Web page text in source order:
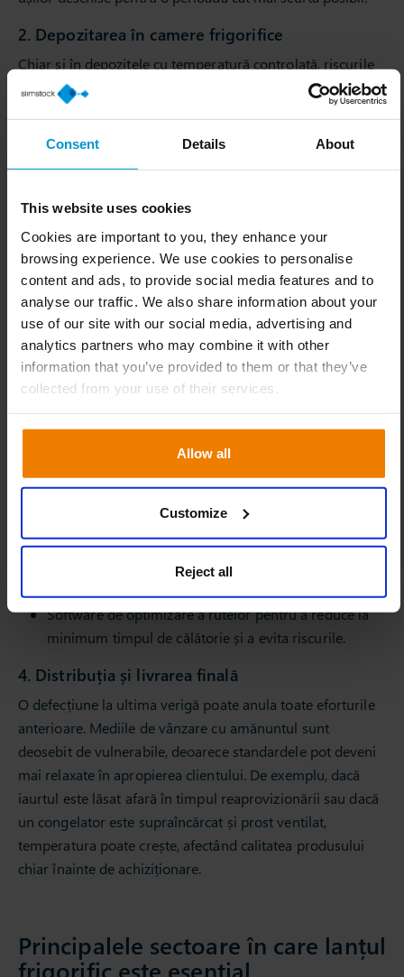
Consent Details About
This website uses cookies
Cookies are important to you, they enhance your
browsing experience. We use cookies to personalise
content and ads, to provide social media features and to
analyse our traffic. We also share information about your
use of our site with our social media, advertising and
analytics partners who may combine it with other
information that you’ve provided to them or that they’ve
collected from your use of their services.
Allow all
Customize
Reject all
2. Depozitarea în camere frigorifice
Chiar și în depozitele cu temperatură controlată, riscurile
persistă. Defecțiunile sistemului de refrigerare, ușile lăsate
întredeschise sau amplasarea necorespunzătoare a
stocurilor pot compromite lanțul frigorific. Monitorizarea
3. Transportul frigorific
Transportul introduce variabile imprevizibile, cum ar fi
traficul, întârzierile sau problemele mecanice. Lanțul
frigorific poate fi compromis de defecțiuni ale
echipamentelor, congestie prelungită în condiții de
temperaturi ridicate sau erori ale șoferului (de exemplu,
oprirea sistemului de răcire în timpul unei opriri).
Strategiile eficiente de atenuare includ:
Vehicule certificate, adecvate, cu izolație și capacitate
de răcire suficiente pentru tipul de marfă (de
exemplu, -20 °C pentru produse congelate față de +4
Sisteme telematice și de urmărire care furnizează
date și alerte în timp real privind temperatura,
permițând o intervenție rapidă (de exemplu,
redirecționarea către o unitate din apropiere).
Software de optimizare a rutelor pentru a reduce la
minimum timpul de călătorie și a evita riscurile.
4. Distribuția și livrarea finală
O defecțiune la ultima verigă poate anula toate eforturile
anterioare. Mediile de vânzare cu amănuntul sunt
deosebit de vulnerabile, deoarece standardele pot deveni
mai relaxate în apropierea clientului. De exemplu, dacă
iaurtul este lăsat afară în timpul reaprovizionării sau dacă
un congelator este supraîncărcat și prost ventilat,
temperatura poate crește, afectând calitatea produsului
chiar înainte de achiziționare.
Principalele sectoare în care lanțul
frigorific este esențial